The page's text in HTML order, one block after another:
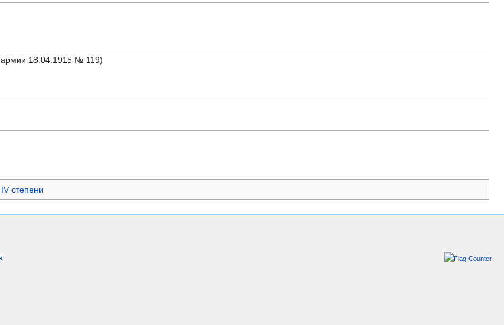
армии 18.04.1915 № 119)
степени